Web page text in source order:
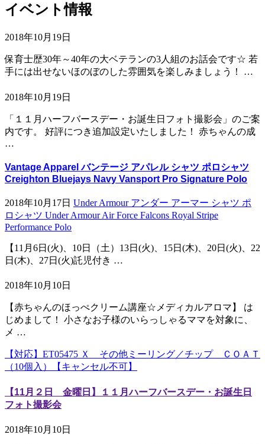
イベント情報
2018年10月19日
保育士歴30年～40年の大ベテランの3人組のお話会です☆ 若
手には出せないほのぼのした雰囲気を楽しみましょう！ …
2018年10月19日
「１１月ハーフバースデー・お誕生日フォト撮影会」のご案
内です。 好評につき追加設定いたしました！ 赤ちゃんの成
…
Vantage Apparel バンテージ アパレル シャツ ポロシャツ
Creighton Bluejays Navy Vansport Pro Signature Polo
2018年10月17日 Under Armour アンダー アーマー シャツ ポ
ロシャツ Under Armour Air Force Falcons Royal Stripe
Performance Polo
【11月6日(火)、10日（土）13日(火)、15日(木)、20日(火)、22
日(木)、27日(火)託児付き …
2018年10月10日
【赤ちゃんのほっぺクリーム講座☆メディカルアロマ】 は
じめまして！ 小さなお子様のいらっしゃるママを対象に、
メ …
【対応】ET05475 Ｘ その他ミーリング／チップ ＣＯＡＴ
（10個入）【キャンセル不可】
【11月２日 金曜日】１１月ハーフバースデー・お誕生日
フォト撮影会
2018年10月10日